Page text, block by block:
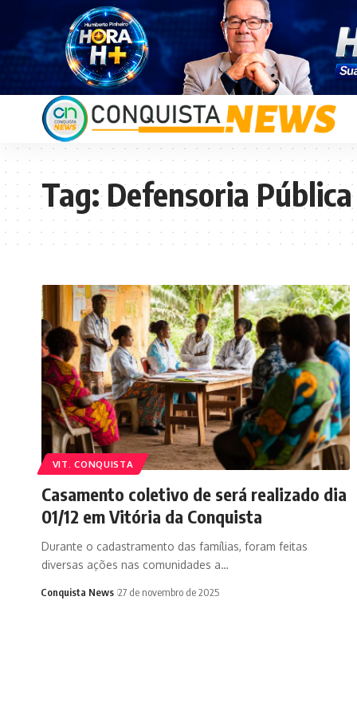
Tag:Defensoria
VIT. CONQUISTA
Casamento coletivo de será realizado dia
01/12 em Vitória da Conquista
Durante o cadastramento das famílias, foram feitas
diversas ações nas comunidades a…
Conquista News 27 de novembro de 2025